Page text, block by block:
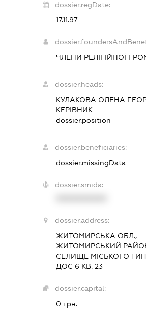
dossier.regDate:
17.11.97
ЧЛЕНИ РЕЛІГІЙНОЇ
dossier.heads:
КУЛАКОВА ОЛЕНА
КЕРІВНИК
dossier.position -
dossier.beneficiaries:
dossier.missingData
dossier.smida:
dossier.address:
ЖИТОМИРСЬКА ОБЛ.,
ЖИТОМИРСЬКИЙ
СЕЛИЩЕ МІСЬКОГО
ДОС 6 КВ. 23
dossier.capital:
0 грн.